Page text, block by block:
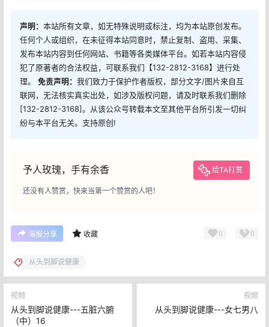
声明： 本站所有文章，如无特殊说明或标注，均为本站原创发布。
任何个人或组织，在未征得本站同意时，禁止复制、盗用、采集、
发布本站内容到任何网站、书籍等各类媒体平台。如若本站内容侵
犯了原著者的合法权益，可联系我们【132-2812-3168】进行处
理。 免责声明： 我们致力于保护作者版权，部分文字/图片来自互
联网，无法核实真实出处，如涉及版权问题，请及时联系我们删除
[132-2812-3168]。从该公众号转载本文至其他平台所引发一切纠
纷与本平台无关。支持原创!
予人玫瑰，手有余香 给TA打赏
还没有人赞赏，快来当第一个赞赏的人吧！
海报分享 收藏 0 0
从头到脚说健康
视频
从头到脚说健康---五脏六腑
（中）16
视频
从头到脚说健康---女七男八